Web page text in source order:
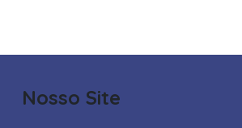
Nosso Site